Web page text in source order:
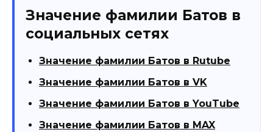
Значение фамилии Батов в
социальных сетях
Значение фамилии Батов в Rutube
Значение фамилии Батов в VK
Значение фамилии Батов в YouTube
Значение фамилии Батов в MAX